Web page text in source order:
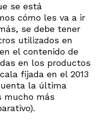
se está
cómo les va a ir
se debe tener
utilizados en
el contenido de
en los productos
fijada en el 2013
la última
mucho más